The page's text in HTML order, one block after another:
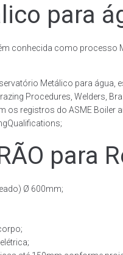
para
conhecida como
Metálico para
Procedures, Welders,
registros do ASME Boiler
Ø 600mm;